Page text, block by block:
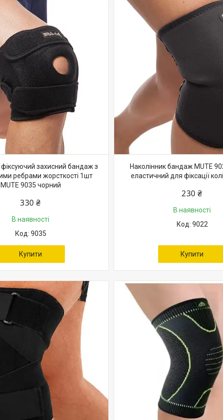
фіксуючий захисний бандаж з
ребрами жорсткості 1шт
MUTE 9035 чорний
330 ₴
В наявності
9035
Купити
Наколінник бандаж MUTE
еластичний для фіксації
230 ₴
В наявності
9022
Купити